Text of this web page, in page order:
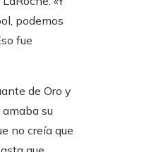
podemos
fue
de Oro y
su
no creía que